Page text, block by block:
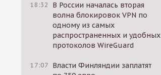
18:32
В России началась вторая
волна блокировок VPN по
одному из самых
распространенных и удобных
протоколов WireGuard
17:07 Власти Финляндии заплатят